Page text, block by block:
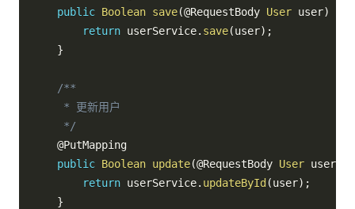
public Boolean save(@RequestBody User user)
return userService. save(user) ;
}
/**
     * 更新用户
     */
@PutMapping
public Boolean update(@RequestBody User user
return userService. updateById(user) ;
}